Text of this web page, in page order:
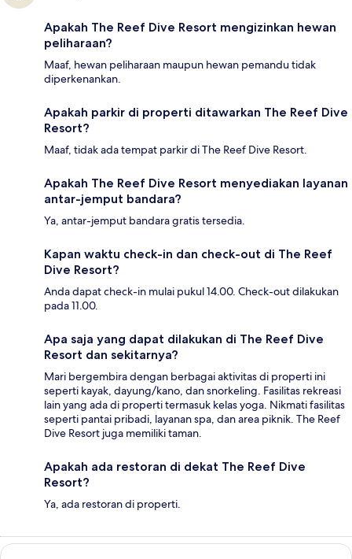
Apakah The Reef Dive Resort mengizinkan hewan
peliharaan?
Maaf, hewan peliharaan maupun hewan pemandu tidak
diperkenankan.
Apakah parkir di properti ditawarkan The Reef Dive
Resort?
Maaf, tidak ada tempat parkir di The Reef Dive Resort.
Apakah The Reef Dive Resort menyediakan layanan
antar-jemput bandara?
Ya, antar-jemput bandara gratis tersedia.
Kapan waktu check-in dan check-out di The Reef
Dive Resort?
Anda dapat check-in mulai pukul 14.00. Check-out dilakukan
pada 11.00.
Apa saja yang dapat dilakukan di The Reef Dive
Resort dan sekitarnya?
Mari bergembira dengan berbagai aktivitas di properti ini
seperti kayak, dayung/kano, dan snorkeling. Fasilitas rekreasi
lain yang ada di properti termasuk kelas yoga. Nikmati fasilitas
seperti pantai pribadi, layanan spa, dan area piknik. The Reef
Dive Resort juga memiliki taman.
Apakah ada restoran di dekat The Reef Dive
Resort?
Ya, ada restoran di properti.